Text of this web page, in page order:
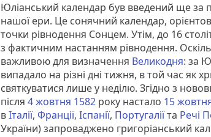
Юліанський календар був введений ще за
нашої ери. Це сонячний календар,
точки рівнодення Сонцем. Утім, до 16
з фактичним настанням рівнодення.
важливою для визначення Великодня: за
випадало на різні дні тижня, в той час як
святкуватися лише у неділю. Згідно з
після4 жовтня 1582 року настало 15
вІталії,Франції,Іспанії, Португаліїта Речі
України) запроваджено григоріанський